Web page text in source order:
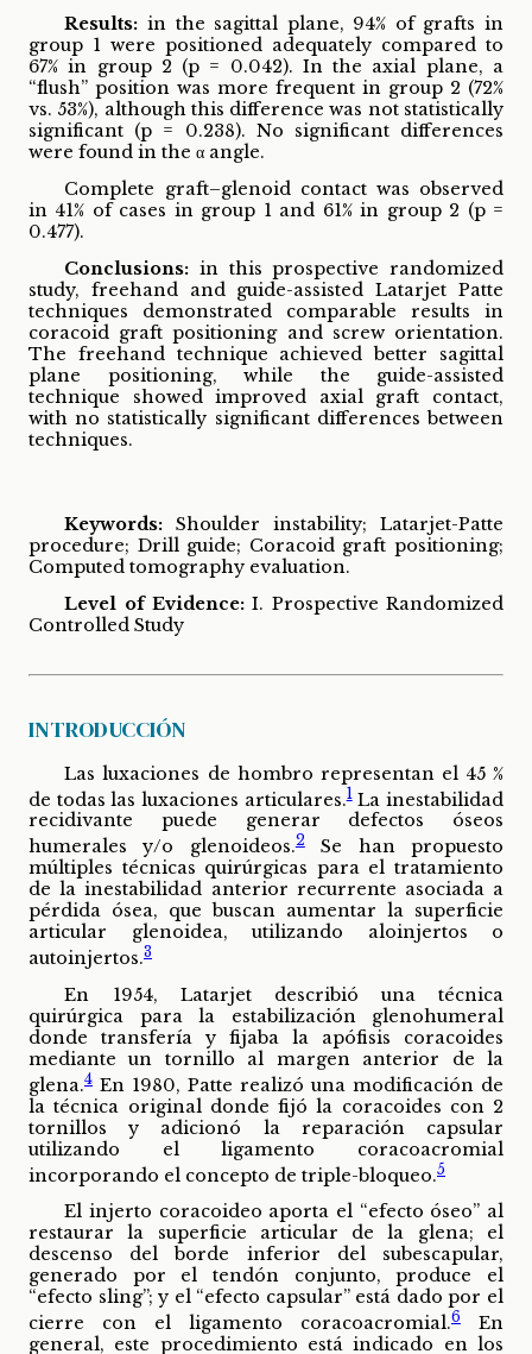
Results: in the sagittal plane, 94% of grafts in
group 1 were positioned adequately compared to
67% in group 2 (p = 0.042). In the axial plane, a
“flush” position was more frequent in group 2 (72%
vs. 53%), although this difference was not statistically
significant (p = 0.238). No significant differences
were found in the α angle.
Complete graft–glenoid contact was observed
in 41% of cases in group 1 and 61% in group 2 (p =
0.477).
Conclusions: in this prospective randomized
study, freehand and guide-assisted Latarjet Patte
techniques demonstrated comparable results in
coracoid graft positioning and screw orientation.
The freehand technique achieved better sagittal
plane positioning, while the guide-assisted
technique showed improved axial graft contact,
with no statistically significant differences between
techniques.
Keywords: Shoulder instability; Latarjet-Patte
procedure; Drill guide; Coracoid graft positioning;
Computed tomography evaluation.
Level of Evidence:I. Prospective Randomized
Controlled Study
INTRODUCCIÓN
Las luxaciones de hombro representan el 45 %
de todas las luxaciones articulares.1La inestabilidad
recidivante puede generar defectos óseos
humerales y/o glenoideos.2Se han propuesto
múltiples técnicas quirúrgicas para el tratamiento
de la inestabilidad anterior recurrente asociada a
pérdida ósea, que buscan aumentar la superficie
articular glenoidea, utilizando aloinjertos o
autoinjertos.3
En 1954, Latarjet describió una técnica
quirúrgica para la estabilización glenohumeral
donde transfería y fijaba la apófisis coracoides
mediante un tornillo al margen anterior de la
glena.4 En 1980, Patte realizó una modificación de
la técnica original donde fijó la coracoides con 2
tornillos y adicionó la reparación capsular
utilizando el ligamento coracoacromial
incorporando el concepto de triple-bloqueo.5
El injerto coracoideo aporta el “efecto óseo” al
restaurar la superficie articular de la glena; el
descenso del borde inferior del subescapular,
generado por el tendón conjunto, produce el
“efecto sling”; y el “efecto capsular” está dado por el
cierre con el ligamento coracoacromial.6
En
general, este procedimiento está indicado en los